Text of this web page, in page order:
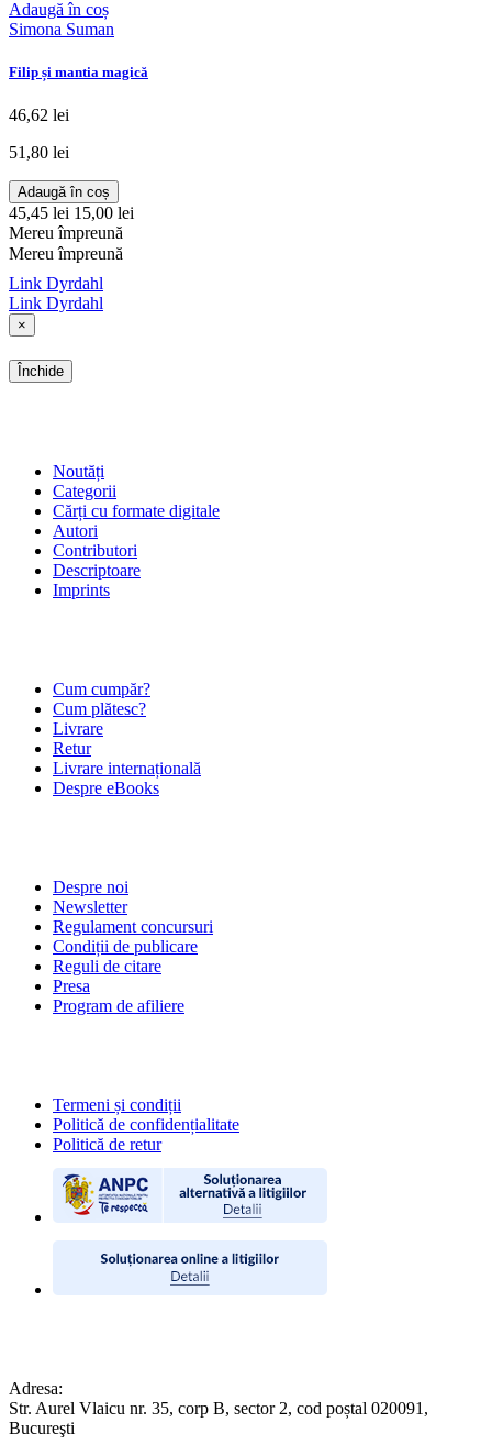
Adaugă în coș
Simona Suman
Filip și mantia magică
46,62 lei
51,80 lei
Adaugă în coș
45,45 lei 15,00 lei
Mereu împreună
Mereu împreună
Link Dyrdahl
Link Dyrdahl
×
Închide
Noutăți
Categorii
Cărți cu formate digitale
Autori
Contributori
Descriptoare
Imprints
Cum cumpăr?
Cum plătesc?
Livrare
Retur
Livrare internațională
Despre eBooks
Despre noi
Newsletter
Regulament concursuri
Condiții de publicare
Reguli de citare
Presa
Program de afiliere
Termeni și condiții
Politică de confidențialitate
Politică de retur
Adresa:
Str. Aurel Vlaicu nr. 35, corp B, sector 2, cod poștal 020091,
Bucureşti